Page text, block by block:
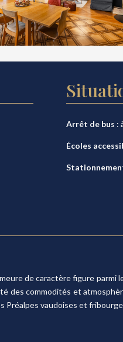
Arrêt de bus :
Écoles
de caractère figure parmi
des commodités et
Préalpes vaudoises et